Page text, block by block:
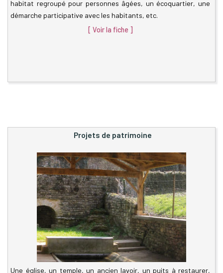
habitat regroupé pour personnes âgées, un écoquartier, une
démarche participative avec les habitants, etc.
[ Voir la fiche ]
Projets de patrimoine
Une église, un temple, un ancien lavoir, un puits à restaurer,